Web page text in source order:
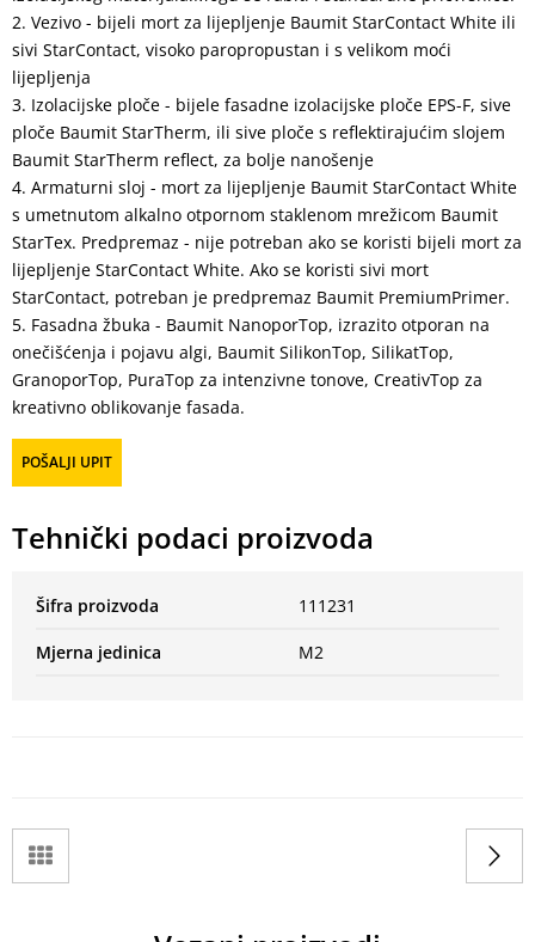
Vezivo - bijeli mort za lijepljenje Baumit StarContact White ili
sivi StarContact, visoko paropropustan i s velikom moći
lijepljenja
Izolacijske ploče - bijele fasadne izolacijske ploče EPS-F, sive
ploče Baumit StarTherm, ili sive ploče s reflektirajućim slojem
Baumit StarTherm reflect, za bolje nanošenje
Armaturni sloj - mort za lijepljenje Baumit StarContact White
s umetnutom alkalno otpornom staklenom mrežicom Baumit
StarTex. Predpremaz - nije potreban ako se koristi bijeli mort za
lijepljenje StarContact White. Ako se koristi sivi mort
StarContact, potreban je predpremaz Baumit PremiumPrimer.
Fasadna žbuka - Baumit NanoporTop, izrazito otporan na
onečišćenja i pojavu algi, Baumit SilikonTop, SilikatTop,
GranoporTop, PuraTop za intenzivne tonove, CreativTop za
kreativno oblikovanje fasada.
POŠALJI UPIT
Tehnički podaci proizvoda
Šifra proizvoda 111231
Mjerna jedinica M2